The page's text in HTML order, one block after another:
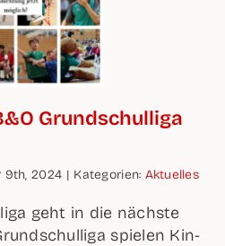
Grund­schul­li­ga
9th, 2024 | Kate­go­rien: Aktu­el­les
geht in die nächs­te
spie­len Kin­